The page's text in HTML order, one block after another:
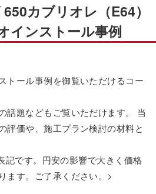
カブリオレ（E64）
インストール事例
トール事例を御覧いただけるコー
話題などもご覧いただけます。 当
評価や、施工プラン検討の材料と
記です。円安の影響で大きく価格
ます。ご了承ください。>